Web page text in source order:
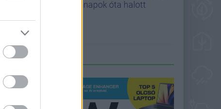
hónapok óta halott